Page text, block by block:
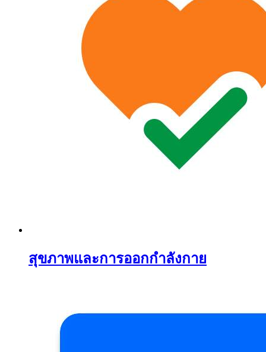
สุขภาพและการออกกำลังกาย